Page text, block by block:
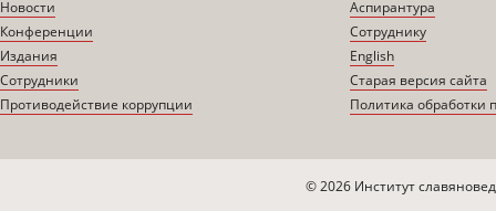
Новости
Конференции
Издания
Сотрудники
Противодействие коррупции
Аспирантура
Сотруднику
English
Старая версия сайта
Политика обработки
© 2026 Институт